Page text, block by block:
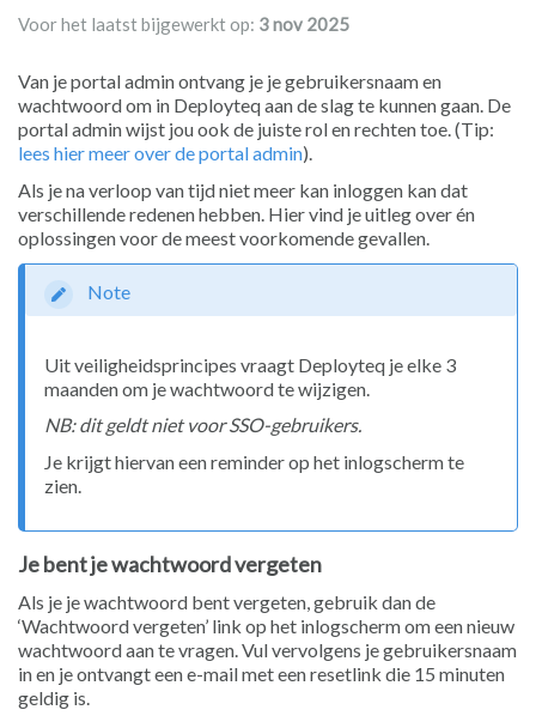
Voor het laatst bijgewerkt op: 3 nov 2025
Van je portal admin ontvang je je gebruikersnaam en
wachtwoord om in Deployteq aan de slag te kunnen gaan. De
portal admin wijst jou ook de juiste rol en rechten toe. (Tip:
lees hier meer over de portal admin).
Als je na verloop van tijd niet meer kan inloggen kan dat
verschillende redenen hebben. Hier vind je uitleg over én
oplossingen voor de meest voorkomende gevallen.
Note
Uit veiligheidsprincipes vraagt Deployteq je elke 3
maanden om je wachtwoord te wijzigen.
NB: dit geldt niet voor SSO-gebruikers.
Je krijgt hiervan een reminder op het inlogscherm te
zien.
Je bent je wachtwoord vergeten
Als je je wachtwoord bent vergeten, gebruik dan de
‘Wachtwoord vergeten’ link op het inlogscherm om een nieuw
wachtwoord aan te vragen. Vul vervolgens je gebruikersnaam
in en je ontvangt een e-mail met een resetlink die 15 minuten
geldig is.